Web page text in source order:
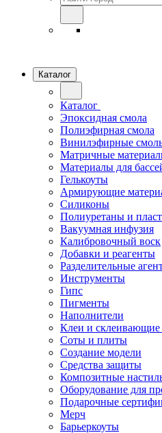
Каталог
Каталог
Эпоксидная смола
Полиэфирная смола
Винилэфирные
Матричные
Материалы для
Гелькоуты
Армирующие
Силиконы
Полиуретаны и
Вакуумная инфузия
Калибровочный воск
Добавки и реагенты
Разделительные
Инструменты
Гипс
Пигменты
Наполнители
Клеи и склеивающие
Соты и плиты
Создание модели
Средства защиты
Композитные
Оборудование для
Подарочные
Мерч
Барьеркоуты